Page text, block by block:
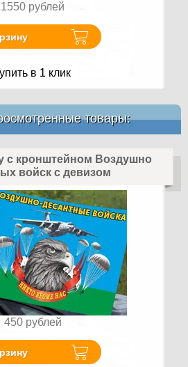
1550 рублей
в 1 клик
товары:
с кронштейном Воздушно
войск с девизом
450 рублей